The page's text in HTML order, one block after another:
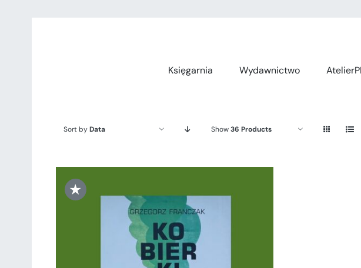
Księgarnia
Wydawnictwo
Sort byData Show36 Products
★